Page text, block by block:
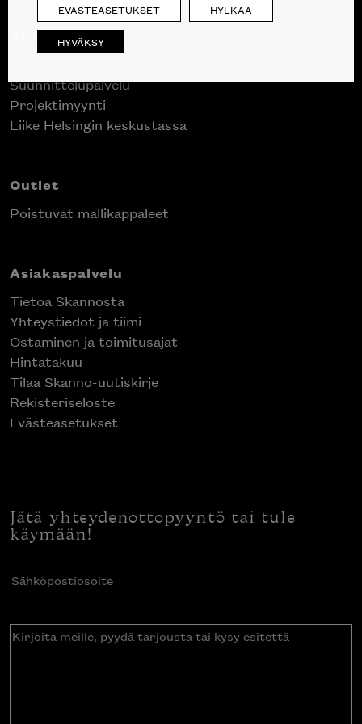
Skanno
Suunnittelupalvelu
Projektimyynti
Liike Helsingin keskustassa
Outlet
Poistuvat mallikappaleet
Asiakaspalvelu
Tietoa Skannosta
Yhteystiedot ja tiimi
Ostaminen ja toimitusajat
Hintatakuu
Tilaa Skanno-uutiskirje
Rekisteriseloste
Evästeasetukset
Jätä yhteydenottopyyntö tai tule
käymään!
Sähköpostiosoite(Pakollinen)
Kirjoita
EVÄSTEASETUKSET HYLKÄÄ
HYVÄKSY